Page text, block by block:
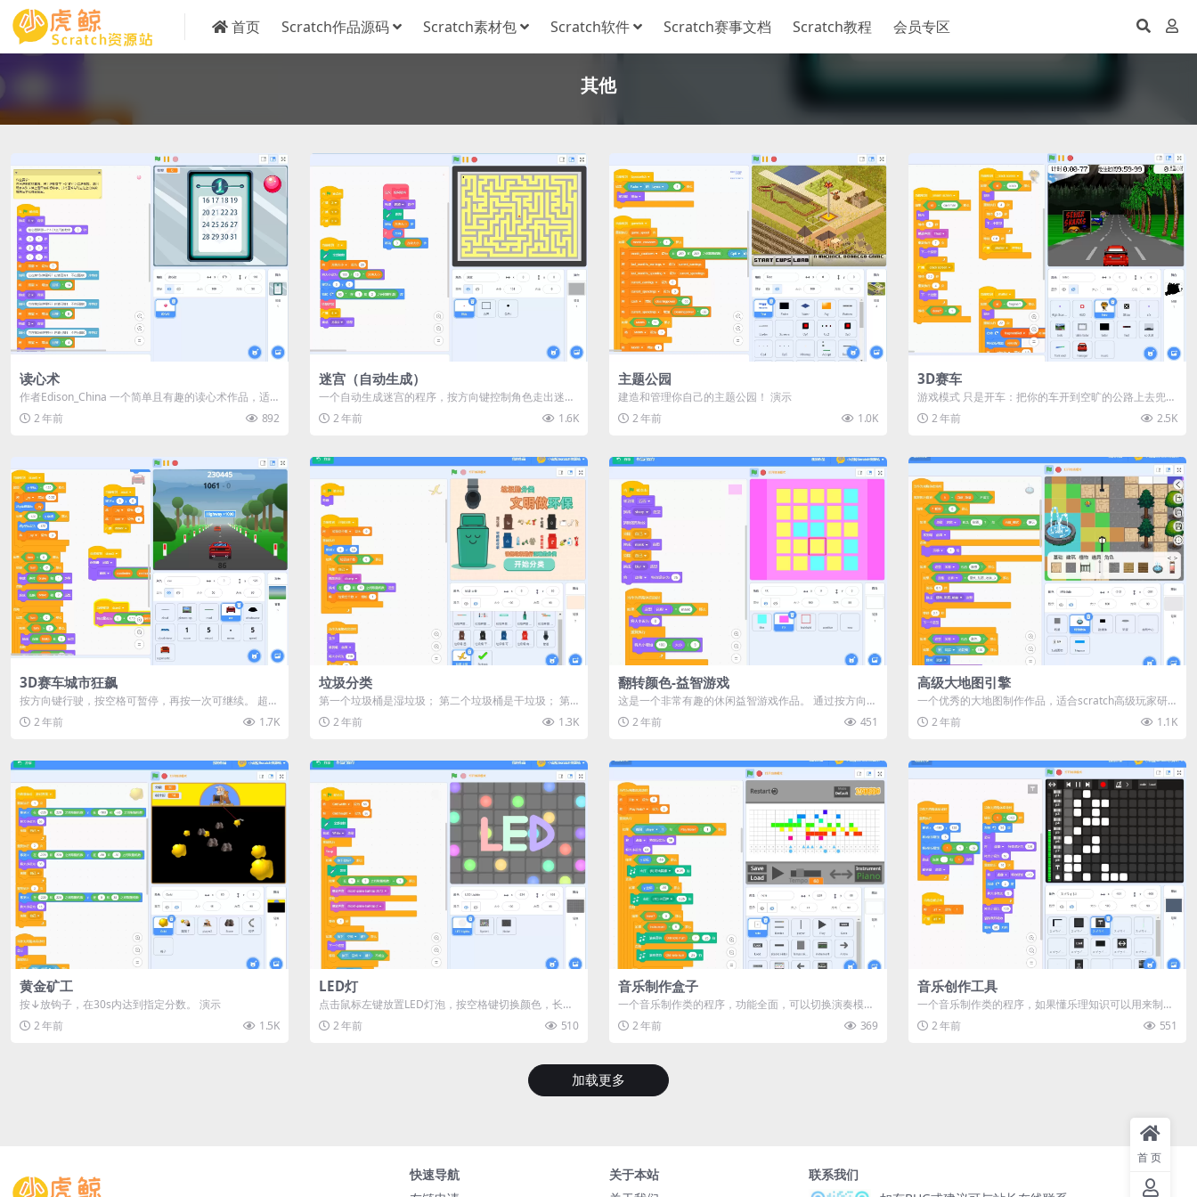
首页 Scratch作品源码 Scratch素材包 Scratch软件 Scratch赛事文档 Scratch教程 会员专区
其他
读心术
作者Edison_China 一个简单且有趣的读心术作品，适
合做课堂案例 演示
2 年前 892
迷宫（自动生成）
一个自动生成迷宫的程序，按方向键控制角色走出迷宫
演示
2 年前 1.6K
主题公园
建造和管理你自己的主题公园！ 演示
2 年前
1.0K
3D赛车
游戏模式 只是开车：把你的车开到空旷的公路上去兜一
圈。周围没有其他人，所以你开车...
2 年前 2.5K
3D赛车城市狂飙
按方向键行驶，按空格可暂停，再按一次可继续。 超车
很危险，每超越一辆车加1000...
2 年前 1.7K
垃圾分类
第一个垃圾桶是湿垃圾； 第二个垃圾桶是干垃圾； 第
三个垃圾桶是可回收； 第四个垃...
2 年前 1.3K
翻转颜色-益智游戏
这是一个非常有趣的休闲益智游戏作品。 通过按方向键
控制控制方块翻转，目标是将所有...
2 年前 451
高级大地图引擎
一个优秀的大地图制作作品，适合scratch高级玩家研
究学习。 操作：按awsd...
2 年前 1.1K
黄金矿工
按↓放钩子，在30s内达到指定分数。 演示
2 年前
1.5K
LED灯
点击鼠标左键放置LED灯泡，按空格键切换颜色，长按
点亮灯泡，按e键删除全部灯泡。...
2 年前 510
音乐制作盒子
一个音乐制作类的程序，功能全面，可以切换演奏模式
和模拟乐器。 演示
2 年前 369
音乐创作工具
一个音乐制作类的程序，如果懂乐理知识可以用来制作
好听的音乐。 演示
2 年前 551
加载更多
快速导航
关于本站
联系我们
首页